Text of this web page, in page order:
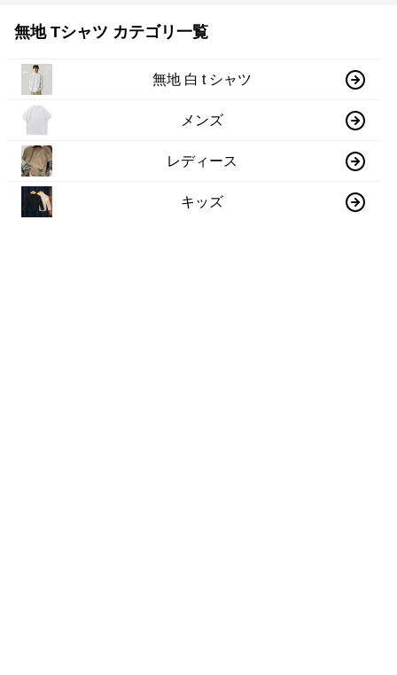
無地 Tシャツ カテゴリ一覧
無地 白 t シャツ
メンズ
レディース
キッズ